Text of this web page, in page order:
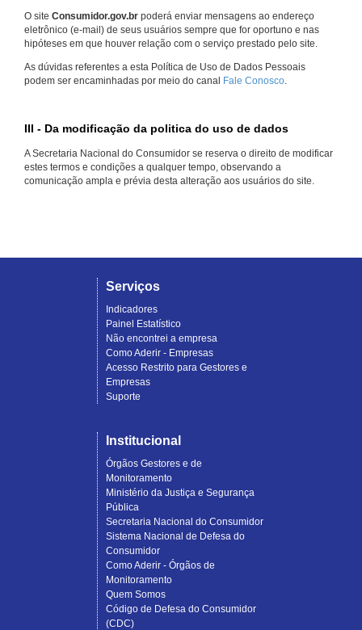
O site Consumidor.gov.br poderá enviar mensagens ao endereço
eletrônico (e-mail) de seus usuários sempre que for oportuno e nas
hipóteses em que houver relação com o serviço prestado pelo site.
As dúvidas referentes a esta Política de Uso de Dados Pessoais
podem ser encaminhadas por meio do canal Fale Conosco.
III - Da modificação da politica do uso de dados
A Secretaria Nacional do Consumidor se reserva o direito de modificar
estes termos e condições a qualquer tempo, observando a
comunicação ampla e prévia desta alteração aos usuários do site.
Serviços
Indicadores
Painel Estatístico
Não encontrei a empresa
Como Aderir - Empresas
Acesso Restrito para Gestores e
Empresas
Suporte
Institucional
Órgãos Gestores e de
Monitoramento
Ministério da Justiça e Segurança
Pública
Secretaria Nacional do Consumidor
Sistema Nacional de Defesa do
Consumidor
Como Aderir - Órgãos de
Monitoramento
Quem Somos
Código de Defesa do Consumidor
(CDC)